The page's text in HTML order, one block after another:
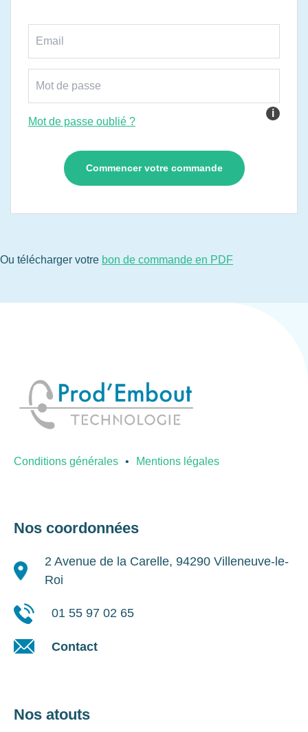
i
Mot de passe oublié ?
Ou télécharger votre bon de commande en PDF
Conditions générales Mentions légales
Nos coordonnées
2 Avenue de la Carelle, 94290 Villeneuve-le-
Roi
01 55 97 02 65
Contact
Nos atouts